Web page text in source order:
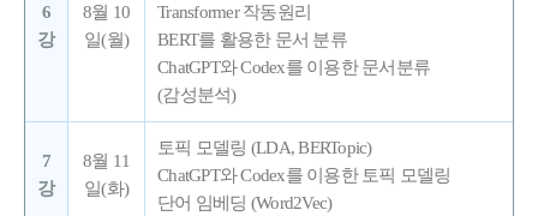
6
강
8월 10
일(월)
Transformer 작동원리
BERT를 활용한 문서 분류
ChatGPT와 Codex를 이용한 문서분류
(감성분석)
7
강
8월 11
일(화)
토픽 모델링 (LDA, BERTopic)
ChatGPT와 Codex를 이용한 토픽 모델링
단어 임베딩 (Word2Vec)